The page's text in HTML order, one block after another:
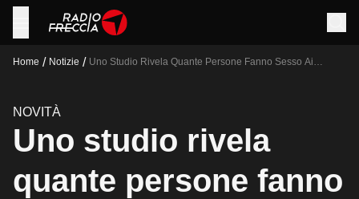
Home / Notizie / Uno Studio Rivela Quante Persone Fanno Sesso Ai
NOVITÀ
Uno studio rivela
quante persone fanno